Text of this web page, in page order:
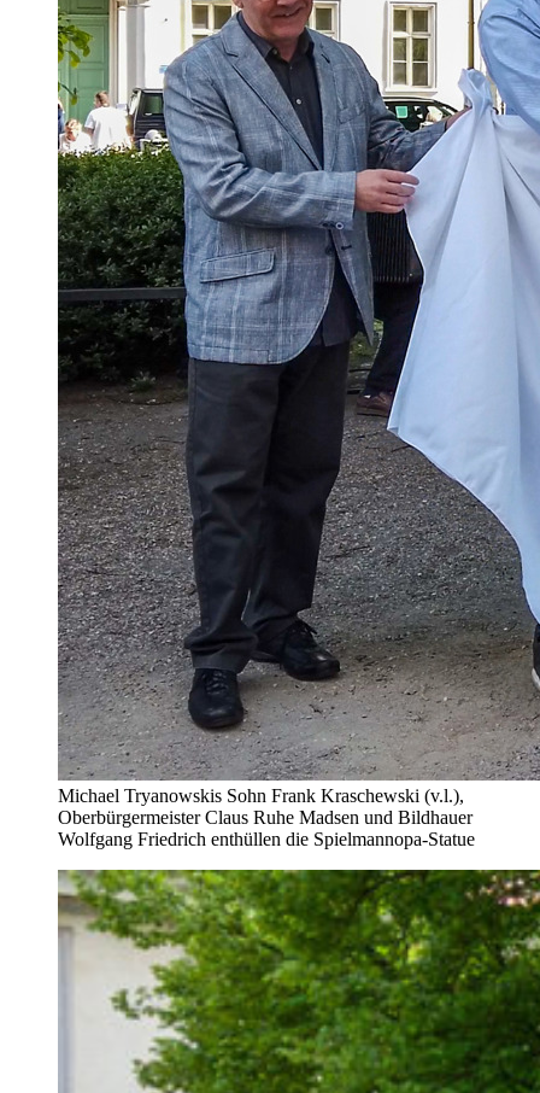
Michael Tryanowskis Sohn Frank Kraschewski (v.l.),
Oberbürgermeister Claus Ruhe Madsen und Bildhauer
Wolfgang Friedrich enthüllen die Spielmannopa-Statue